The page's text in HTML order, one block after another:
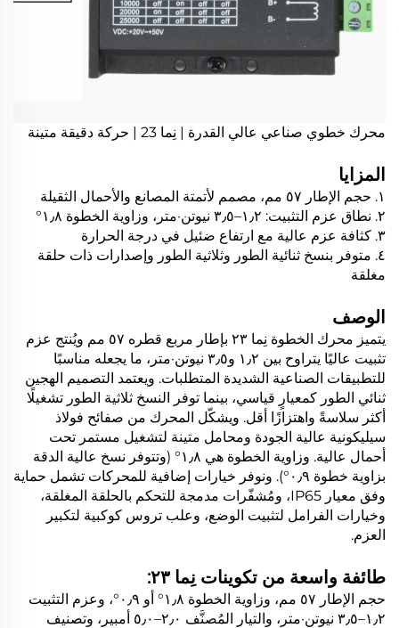
محرك خطوي صناعي عالي القدرة | نِما 23 | حركة دقيقة متينة
المزايا
١. حجم الإطار ٥٧ مم، مصمم لأتمتة المصانع والأحمال الثقيلة
٢. نطاق عزم التثبيت: ١٫٢–٣٫٥ نيوتن·متر، وزاوية الخطوة ١٫٨°
٣. كثافة عزم عالية مع ارتفاع ضئيل في درجة الحرارة
٤. متوفر بنسخ ثنائية الطور وثلاثية الطور وإصدارات ذات حلقة
مغلقة
الوصف
يتميز محرك الخطوة نِما ٢٣ بإطار مربع قطره ٥٧ مم ويُنتج عزم
تثبيت عاليًا يتراوح بين ١٫٢ و٣٫٥ نيوتن·متر، ما يجعله مناسبًا
للتطبيقات الصناعية الشديدة المتطلبات. ويعتمد التصميم الهجين
ثنائي الطور كمعيارٍ قياسي، بينما توفر النسخ ثلاثية الطور تشغيلًا
أكثر سلاسةً واهتزازًا أقل. ويشكّل المحرك من صفائح فولاذ
سيليكونية عالية الجودة ومحامل متينة لتشغيل مستمر تحت
أحمال عالية. وزاوية الخطوة هي ١٫٨° (وتتوفر نسخ عالية الدقة
بزاوية خطوة ٠٫٩°). ونوفر خيارات إضافية للمحركات تشمل حماية
وفق معيار IP65، ومُشفّرات مدمجة للتحكم بالحلقة المغلقة،
وخيارات الفرامل لتثبيت الوضع، وعلب تروس كوكبية لتكبير
العزم.
طائفة واسعة من تكوينات نِما ٢٣:
حجم الإطار ٥٧ مم، وزاوية الخطوة ١٫٨° أو ٠٫٩°، وعزم التثبيت
١٫٢–٣٫٥ نيوتن·متر، والتيار المُصنَّف ٢٫٠–٥٫٠ أمبير، وتصنيف